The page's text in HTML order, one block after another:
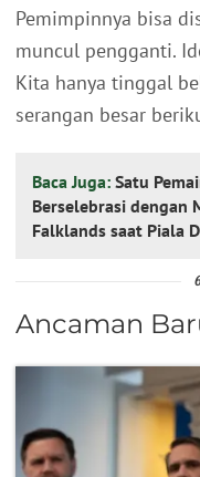
Pemimpinnya bisa
muncul pengganti.
Kita hanya tinggal
serangan besar
Baca Juga: Satu
Berselebrasi dengan
Falklands saat Piala
Ancaman